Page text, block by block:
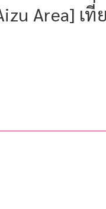
Area] เที่